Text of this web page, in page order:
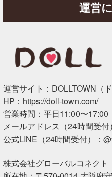
運営
運営サイト：DOLLTOWN（
HP： https://doll-town.com/
営業時間：平日11:00〜17:00
メールアドレス（24時間受付
公式LINE（24時間受付）：
株式会社グローバルコネクト